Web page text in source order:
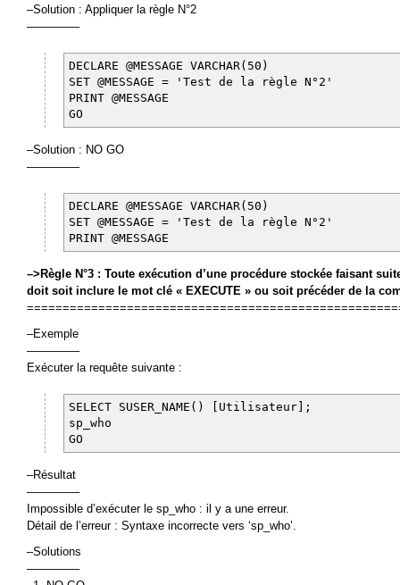
–Solution : Appliquer la règle N°2
————–
DECLARE @MESSAGE VARCHAR(50)
SET @MESSAGE = 'Test de la règle N°2'
PRINT @MESSAGE
GO
–Solution : NO GO
————–
DECLARE @MESSAGE VARCHAR(50)
SET @MESSAGE = 'Test de la règle N°2'
PRINT @MESSAGE
–>Règle N°3 : Toute exécution d’une procédure stockée faisant
doit soit inclure le mot clé « EXECUTE » ou soit précéder de la
–Exemple
————–
Exécuter la requête suivante :
SELECT SUSER_NAME() [Utilisateur];
sp_who
GO
–Résultat
————–
Impossible d’exécuter le sp_who : il y a une erreur.
Détail de l’erreur : Syntaxe incorrecte vers ‘sp_who’.
–Solutions
————–